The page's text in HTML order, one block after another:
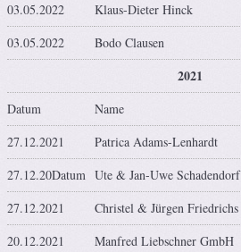
03.05.2022
Klaus-Dieter Hinck
03.05.2022
Bodo Clausen
2021
Datum Name
27.12.2021
Patrica Adams-Lenhardt
27.12.20Datum Ute & Jan-Uwe Schadendorf
27.12.2021
Christel & Jürgen Friedrichs
20.12.2021
Manfred Liebschner GmbH